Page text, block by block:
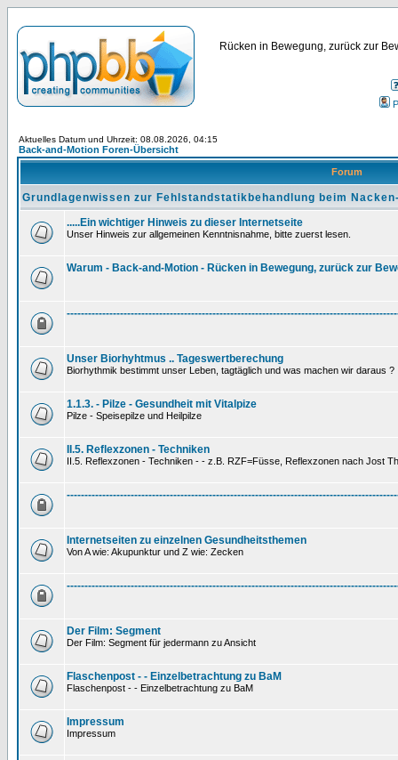
Rücken in Bewegung, zurück zur
Aktuelles Datum und Uhrzeit: 08.08.2026, 04:15
Back-and-Motion Foren-Übersicht
Forum
Grundlagenwissen zur Fehlstandstatikbehandlung beim
.....Ein wichtiger Hinweis zu dieser Internetseite
Unser Hinweis zur allgemeinen Kenntnisnahme, bitte zuerst lesen.
Warum - Back-and-Motion - Rücken in Bewegung, zurück zur
Unser Biorhyhtmus .. Tageswertberechung
Biorhythmik bestimmt unser Leben, tagtäglich und was machen wir daraus ?
1.1.3. - Pilze - Gesundheit mit Vitalpize
Pilze - Speisepilze und Heilpilze
II.5. Reflexzonen - Techniken
II.5. Reflexzonen - Techniken - - z.B. RZF=Füsse, Reflexzonen nach Jost
Internetseiten zu einzelnen Gesundheitsthemen
Von A wie: Akupunktur und Z wie: Zecken
Der Film: Segment
Der Film: Segment für jedermann zu Ansicht
Flaschenpost - - Einzelbetrachtung zu BaM
Flaschenpost - - Einzelbetrachtung zu BaM
Impressum
Impressum